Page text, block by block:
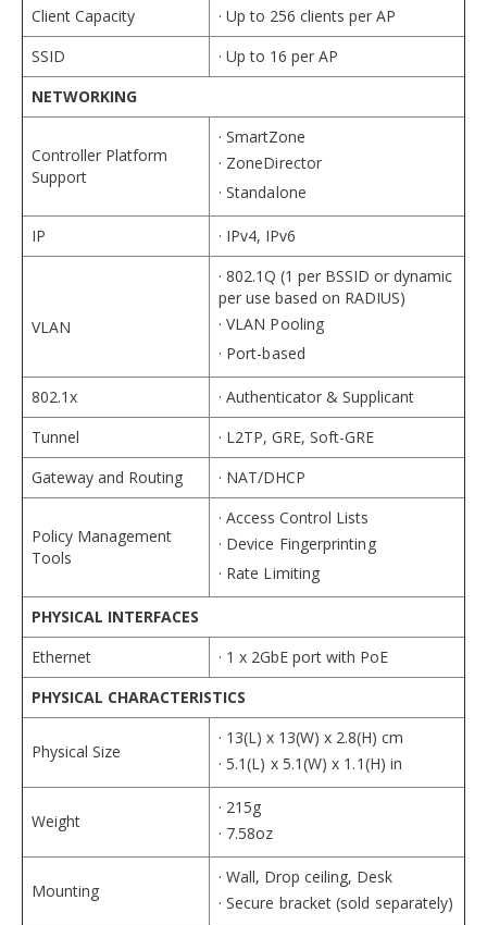
Client Capacity
· Up to 256 clients per AP
SSID
· Up to 16 per AP
NETWORKING
Controller Platform
Support
· SmartZone
· ZoneDirector
· Standalone
IP · IPv4, IPv6
VLAN
· 802.1Q (1 per BSSID or dynamic
per use based on RADIUS)
· VLAN Pooling
· Port-based
802.1x
· Authenticator & Supplicant
Tunnel
· L2TP, GRE, Soft-GRE
Gateway and Routing
· NAT/DHCP
Policy Management
Tools
· Access Control Lists
· Device Fingerprinting
· Rate Limiting
PHYSICAL INTERFACES
Ethernet
· 1 x 2GbE port with PoE
PHYSICAL CHARACTERISTICS
Physical Size
· 13(L) x 13(W) x 2.8(H) cm
· 5.1(L) x 5.1(W) x 1.1(H) in
Weight
· 215g
· 7.58oz
Mounting
· Wall, Drop ceiling, Desk
· Secure bracket (sold separately)